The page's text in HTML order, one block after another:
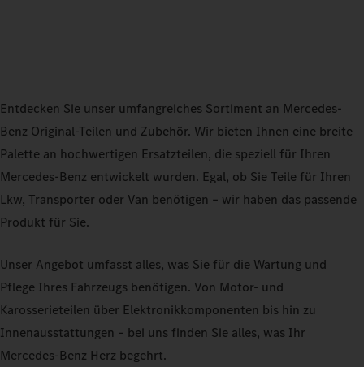
Entdecken Sie unser umfangreiches Sortiment an Mercedes-
Benz Original-Teilen und Zubehör. Wir bieten Ihnen eine breite
Palette an hochwertigen Ersatzteilen, die speziell für Ihren
Mercedes-Benz entwickelt wurden. Egal, ob Sie Teile für Ihren
Lkw, Transporter oder Van benötigen – wir haben das passende
Produkt für Sie.
Unser Angebot umfasst alles, was Sie für die Wartung und
Pflege Ihres Fahrzeugs benötigen. Von Motor- und
Karosserieteilen über Elektronikkomponenten bis hin zu
Innenausstattungen – bei uns finden Sie alles, was Ihr
Mercedes-Benz Herz begehrt.